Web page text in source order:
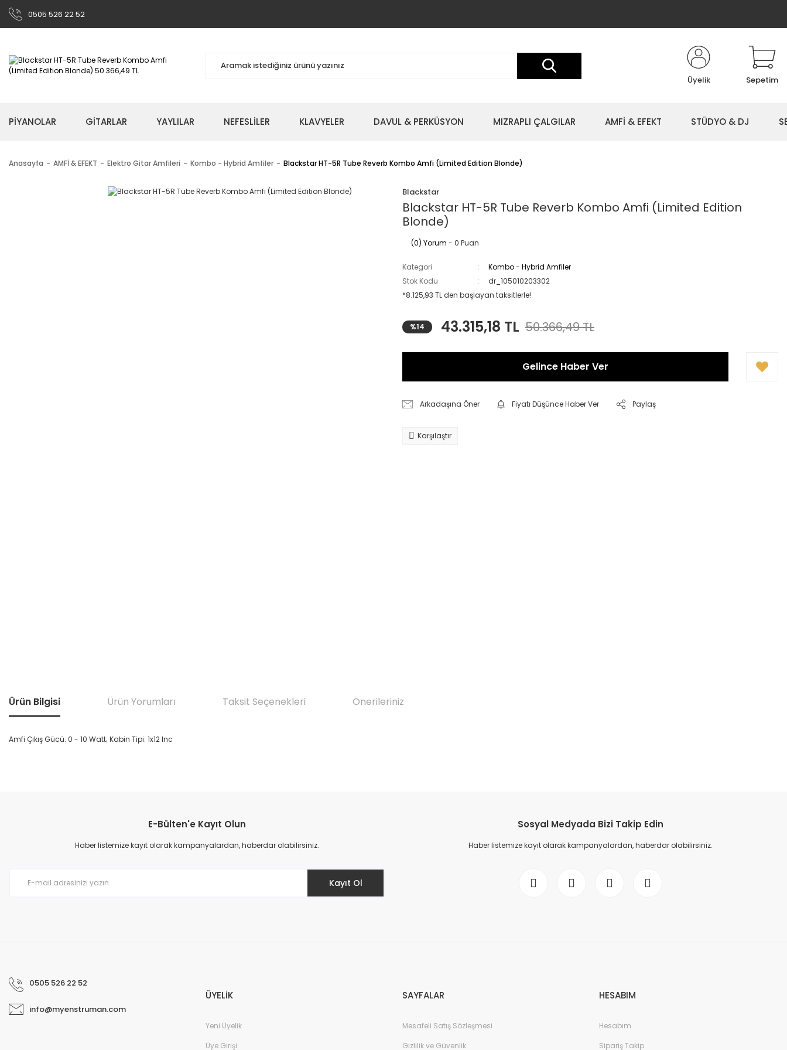
0505 526 22 52
Üyelik Sepetim
PİYANOLAR GİTARLAR YAYLILAR NEFESLİLER KLAVYELER DAVUL & PERKÜSYON MIZRAPLI ÇALGILAR AMFİ & EFEKT STÜDYO & DJ
Anasayfa AMFİ & EFEKT Elektro Gitar Amfileri Kombo - Hybrid Amfiler Blackstar HT-5R Tube Reverb Kombo Amfi (Limited Edition Blonde)
Blackstar
Blackstar HT-5R Tube Reverb Kombo Amfi (Limited Edition
Blonde)
(0) Yorum - 0 Puan
Kategori
Kombo - Hybrid Amfiler
Stok Kodu
dr_105010203302
*8.125,93 TL den başlayan taksitlerle!
%14 43.315,18 TL 50.366,49 TL
Gelince Haber Ver
Arkadaşına Öner Fiyatı Düşünce Haber Ver Paylaş
Karşılaştır
Ürün Bilgisi Ürün Yorumları Taksit Seçenekleri Önerileriniz
Amfi Çıkış Gücü: 0 - 10 Watt; Kabin Tipi: 1x12 Inc
Ürün resmi kalitesiz, bozuk veya görüntülenemiyor.
Ürün açıklamasında eksik bilgiler bulunuyor.
E-Bülten'e Kayıt Olun
Haber listemize kayıt olarak kampanyalardan, haberdar olabilirsiniz.
Kayıt Ol
Sosyal Medyada Bizi Takip Edin
Haber listemize kayıt olarak kampanyalardan, haberdar olabilirsiniz.
0505 526 22 52
info@myenstruman.com
ÜYELİK
Yeni Üyelik
Üye Girişi
SAYFALAR
Mesafeli Satış Sözleşmesi
Gizlilik ve Güvenlik
HESABIM
Hesabım
Sipariş Takip